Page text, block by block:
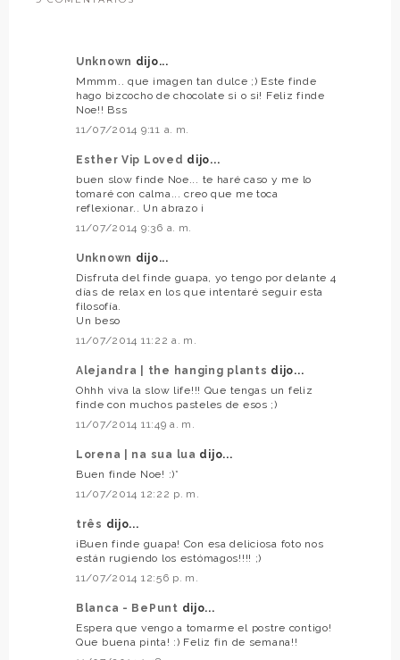
Unknown dijo...
Mmmm.. que imagen tan dulce ;) Este finde
hago bizcocho de chocolate si o si! Feliz finde
Noe!! Bss
11/07/2014 9:11 a. m.
Esther Vip Loved dijo...
buen slow finde Noe... te haré caso y me lo
tomaré con calma... creo que me toca
reflexionar.. Un abrazo ¡
11/07/2014 9:36 a. m.
Unknown dijo...
Disfruta del finde guapa, yo tengo por delante 4
días de relax en los que intentaré seguir esta
filosofía.
Un beso
11/07/2014 11:22 a. m.
Alejandra | the hanging plants dijo...
Ohhh viva la slow life!!! Que tengas un feliz
finde con muchos pasteles de esos ;)
11/07/2014 11:49 a. m.
Lorena | na sua lua dijo...
Buen finde Noe! :)*
11/07/2014 12:22 p. m.
três dijo...
¡Buen finde guapa! Con esa deliciosa foto nos
están rugiendo los estómagos!!!! ;)
11/07/2014 12:56 p. m.
Blanca - BePunt dijo...
Espera que vengo a tomarme el postre contigo!
Que buena pinta! :) Feliz fin de semana!!